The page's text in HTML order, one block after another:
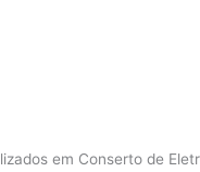
em Conserto de